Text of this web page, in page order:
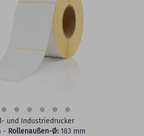
und Industriedrucker
- Rollenaußen-Ø: 183 mm